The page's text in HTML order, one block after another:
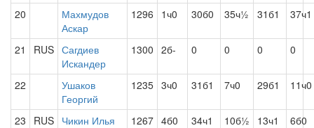
20
Махмудов
Аскар
1296 1ч0 30б0 35ч½ 31б1 37ч1
21 RUS Сагдиев
Искандер
1300 2б- 0 0 0 0
22
Ушаков
Георгий
1235 3ч0 31б1 7ч0 29б1 11ч0
23 RUS Чикин Илья 1267 4б0 34ч1 10б½ 13ч1 6б0